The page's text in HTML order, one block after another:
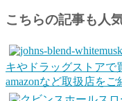
こちらの記事も人
キやドラッグストアで
amazonなど取扱店をご